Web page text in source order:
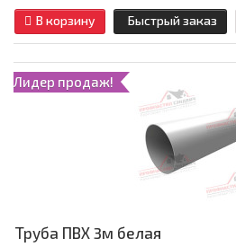
В корзину Быстрый заказ
Лидер продаж!
Труба ПВХ 3м белая